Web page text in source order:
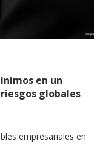
en un
globales
empresariales en